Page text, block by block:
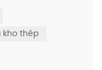
bằng kim loại
trội và tính linh
kho thép